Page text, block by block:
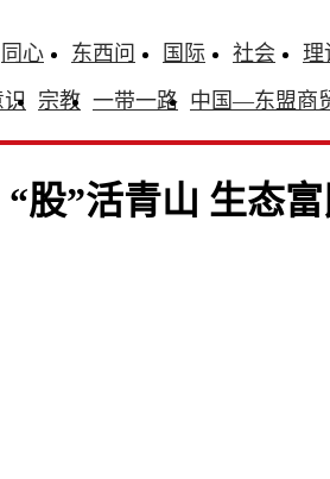
同心 东西问 国际 社会 理
宗教 一带一路 中国—东盟商
“股”活青山 生态